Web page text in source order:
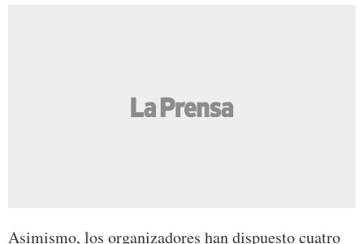
Asimismo, los organizadores han dispuesto cuatro